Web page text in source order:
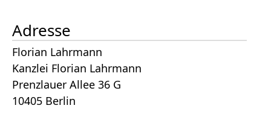
Adresse
Florian Lahrmann
Kanzlei Florian Lahrmann
Prenzlauer Allee 36 G
10405 Berlin